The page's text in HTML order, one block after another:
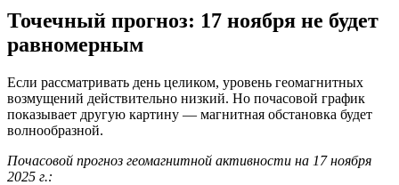
Точечный прогноз: 17 ноября не будет
равномерным
Если рассматривать день целиком, уровень геомагнитных
возмущений действительно низкий. Но почасовой график
показывает другую картину — магнитная обстановка будет
волнообразной.
Почасовой прогноз геомагнитной активности на 17 ноября
2025 г.: